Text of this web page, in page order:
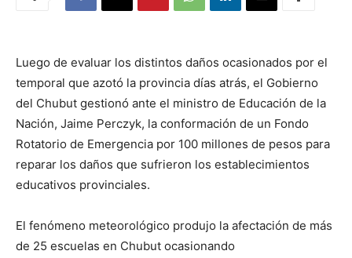
Luego de evaluar los distintos daños ocasionados por el
temporal que azotó la provincia días atrás, el Gobierno
del Chubut gestionó ante el ministro de Educación de la
Nación, Jaime Perczyk, la conformación de un Fondo
Rotatorio de Emergencia por 100 millones de pesos para
reparar los daños que sufrieron los establecimientos
educativos provinciales.
El fenómeno meteorológico produjo la afectación de más
de 25 escuelas en Chubut ocasionando